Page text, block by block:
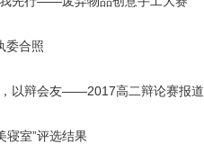
委合照
以辩会友——2017高二辩论赛报道
寝室”评选结果